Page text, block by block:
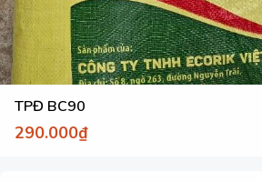
TPĐ BC90
290.000₫